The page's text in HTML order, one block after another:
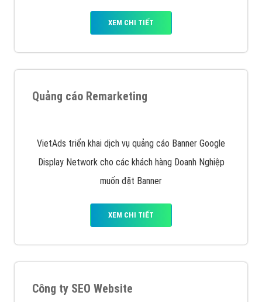
Google Ads là hình thức quảng cáo của Google được
tài trợ có chữ Ad gồm 4 ví trí trên cùng và 3 vị trí